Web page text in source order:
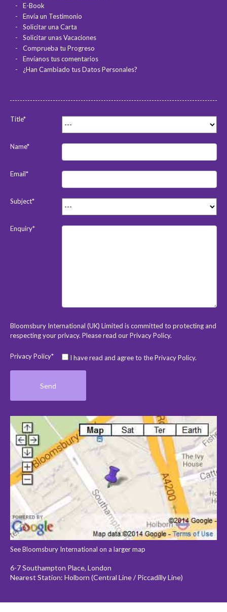
E-Book
Envía un Testimonio
Solicitar una Carta
Solicitar unas Vacaciones
Comprueba tu Progreso
Envíanos tus comentarios
¿Han Cambiado tus Datos Personales?
Title*
Name*
Email*
Subject*
Enquiry*
Bloomsbury International (UK) Limited is committed to protecting and
respecting your privacy. Please read ourPrivacy Policy.
Privacy Policy* I have read and agree to the Privacy Policy.
See Bloomsbury International on a larger map
6-7 Southampton Place, London
Nearest Station: Holborn (Central Line / Piccadilly Line)